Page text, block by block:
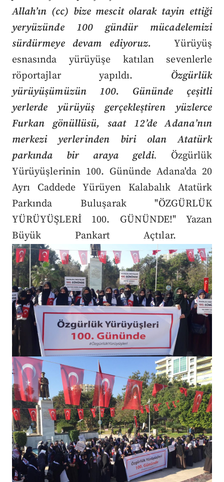
Allah’ın (cc) bize mescit olarak tayin ettiği
yeryüzünde 100 gündür mücadelemizi
sürdürmeye devam ediyoruz. Yürüyüş
esnasında yürüyüşe katılan sevenlerle
röportajlar yapıldı. Özgürlük
yürüyüşümüzün 100. Gününde çeşitli
yerlerde yürüyüş gerçekleştiren yüzlerce
Furkan gönüllüsü, saat 12’de Adana’nın
merkezi yerlerinden biri olan Atatürk
parkında bir araya geldi. Özgürlük
Yürüyüşlerinin 100. Gününde Adana'da 20
Ayrı Caddede Yürüyen Kalabalık Atatürk
Parkında Buluşarak "ÖZGÜRLÜK
YÜRÜYÜŞLERİ 100. GÜNÜNDE!" Yazan
Büyük Pankart Açtılar.